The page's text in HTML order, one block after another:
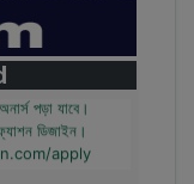
পড়ার সুযোগ।
থেকে ৫ লক্ষ টাকা।
apply
পড়া যাবে।
ডিজাইন।
apply